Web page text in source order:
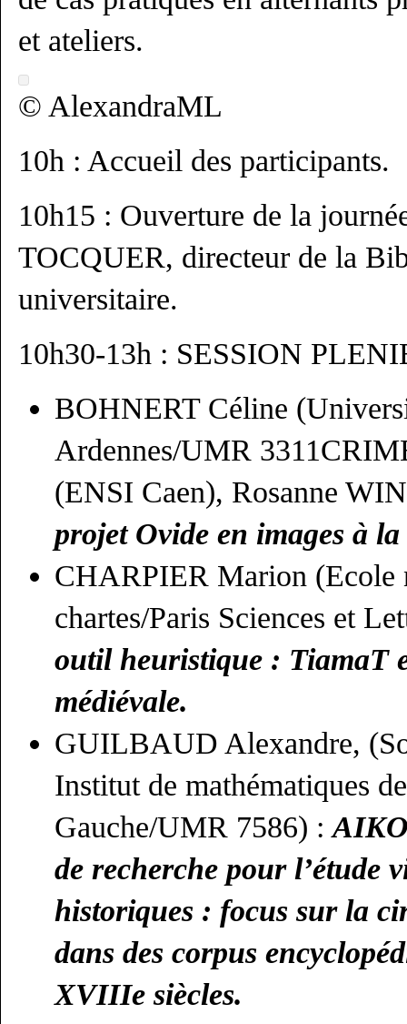
et ateliers.
© AlexandraML
10h : Accueil des participants.
10h15 : Ouverture de la
TOCQUER, directeur de la
universitaire.
10h30-13h : SESSION
BOHNERT Céline
Ardennes/UMR
(ENSI Caen), Rosanne
projet Ovide en images à
CHARPIER Marion (Ecole
chartes/Paris Sciences et
outil heuristique : TiamaT
médiévale.
GUILBAUD Alexandre,
Institut de mathématiques
Gauche/UMR 7586) :
de recherche pour l’étude
historiques : focus sur la
dans des corpus
XVIIIe siècles.